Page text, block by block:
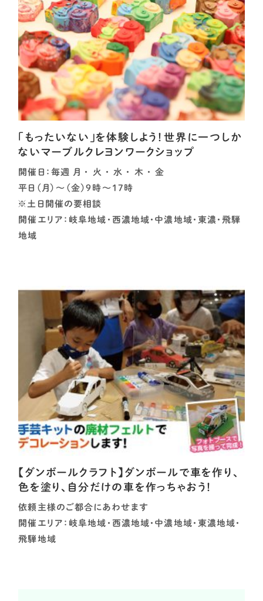
「もったいない」を体験しよう！世界に一つしか
ないマーブルクレヨンワークショップ
開催日：毎週 月 ・ 火 ・ 水 ・ 木 ・ 金
平日（月）～（金）9時～17時
※土日開催の要相談
開催エリア：岐阜地域・西濃地域・中濃地域・東濃・飛騨
地域
【ダンボールクラフト】ダンボールで車を作り、
色を塗り、自分だけの車を作っちゃおう！
依頼主様のご都合にあわせます
開催エリア：岐阜地域・西濃地域・中濃地域・東濃地域・
飛騨地域